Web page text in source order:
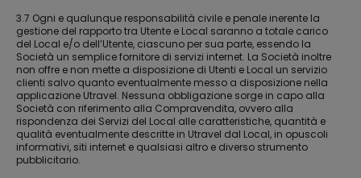
3.7 Ogni e qualunque responsabilità civile e penale inerente la
gestione del rapporto tra Utente e Local saranno a totale carico
del Local e/o dell’Utente, ciascuno per sua parte, essendo la
Società un semplice fornitore di servizi internet. La Società inoltre
non offre e non mette a disposizione di Utenti e Local un servizio
clienti salvo quanto eventualmente messo a disposizione nella
applicazione Utravel. Nessuna obbligazione sorge in capo alla
Società con riferimento alla Compravendita, ovvero alla
rispondenza dei Servizi del Local alle caratteristiche, quantità e
qualità eventualmente descritte in Utravel dal Local, in opuscoli
informativi, siti internet e qualsiasi altro e diverso strumento
pubblicitario.